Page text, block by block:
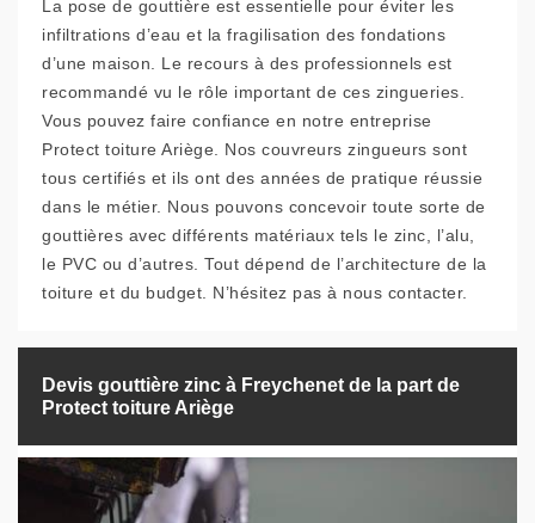
La pose de gouttière est essentielle pour éviter les
infiltrations d’eau et la fragilisation des fondations
d’une maison. Le recours à des professionnels est
recommandé vu le rôle important de ces zingueries.
Vous pouvez faire confiance en notre entreprise
Protect toiture Ariège. Nos couvreurs zingueurs sont
tous certifiés et ils ont des années de pratique réussie
dans le métier. Nous pouvons concevoir toute sorte de
gouttières avec différents matériaux tels le zinc, l’alu,
le PVC ou d’autres. Tout dépend de l’architecture de la
toiture et du budget. N’hésitez pas à nous contacter.
Devis gouttière zinc à Freychenet de la part de
Protect toiture Ariège